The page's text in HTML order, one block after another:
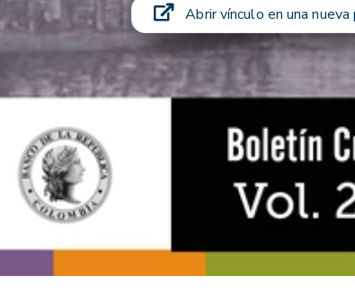
Abrir vínculo en una